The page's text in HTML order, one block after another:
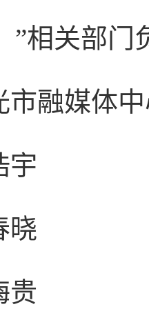
”相关部门
市融媒体
宇
晓
贵